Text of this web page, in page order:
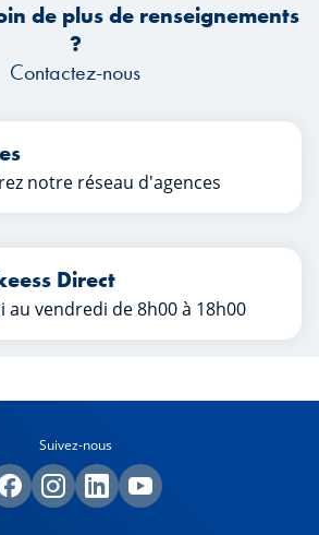
de plus de renseignements
?
Contactez-nous
notre réseau d'agences
Direct
au vendredi de 8h00 à 18h00
Suivez-nous